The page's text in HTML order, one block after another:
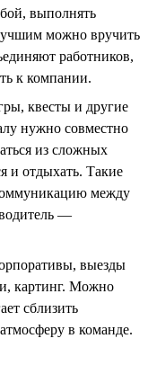
выполнять
можно вручить
работников,
к компании.
квесты и другие
нужно совместно
из сложных
и отдыхать. Такие
между
—
выезды
картинг. Можно
сблизить
в команде.